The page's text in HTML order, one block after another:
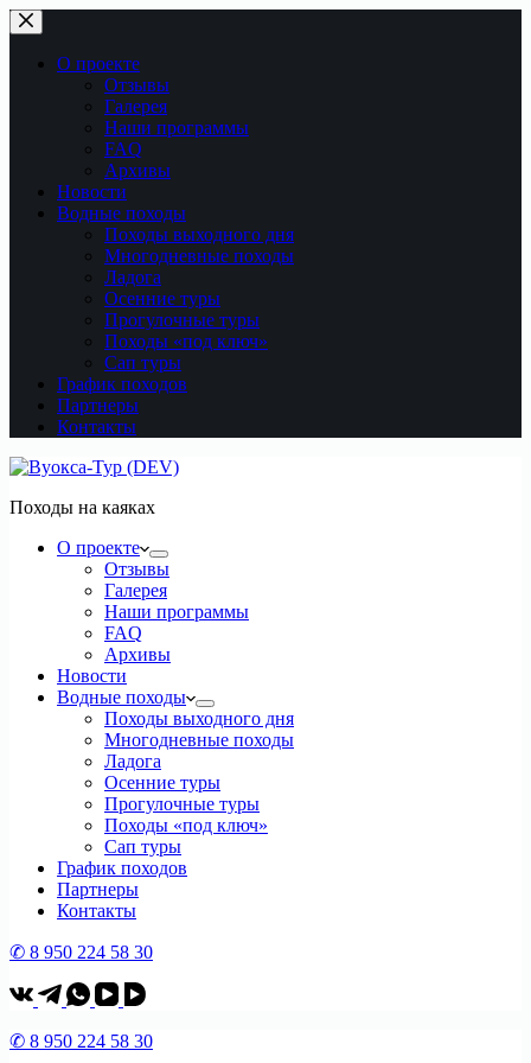
Перейти
к
сути
О проекте
Отзывы
Галерея
Наши программы
FAQ
Архивы
Новости
Водные походы
Походы выходного дня
Многодневные походы
Ладога
Осенние туры
Прогулочные туры
Походы «под ключ»
Сап туры
График походов
Партнеры
Контакты
Походы на каяках
О проекте
Отзывы
Галерея
Наши программы
FAQ
Архивы
Новости
Водные походы
Походы выходного дня
Многодневные походы
Ладога
Осенние туры
Прогулочные туры
Походы «под ключ»
Сап туры
График походов
Партнеры
Контакты
✆ 8 950 224 58 30
✆ 8 950 224 58 30